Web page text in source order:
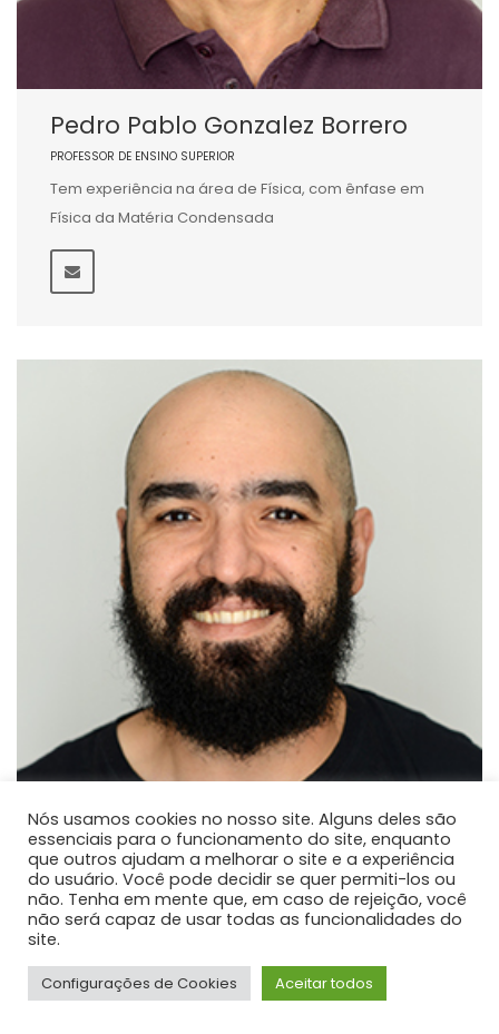
Pedro Pablo Gonzalez Borrero
PROFESSOR DE ENSINO SUPERIOR
Tem experiência na área de Física, com ênfase em
Física da Matéria Condensada
Paulo José dos Reis
PROFESSOR DE ENSINO SUPERIOR
Atualmente é professor adjunto na Universidade
Nós usamos cookies no nosso site. Alguns deles são
essenciais para o funcionamento do site, enquanto
que outros ajudam a melhorar o site e a experiência
do usuário. Você pode decidir se quer permiti-los ou
não. Tenha em mente que, em caso de rejeição, você
não será capaz de usar todas as funcionalidades do
site.
Configurações de Cookies Aceitar todos